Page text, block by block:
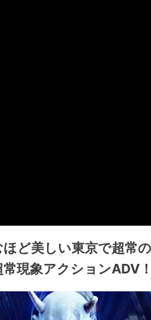
ど美しい東京で超常
現象アクションADV！